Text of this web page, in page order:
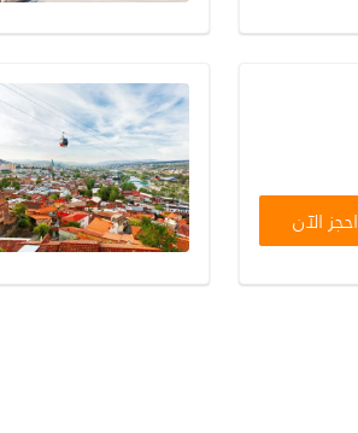
احجز الآن